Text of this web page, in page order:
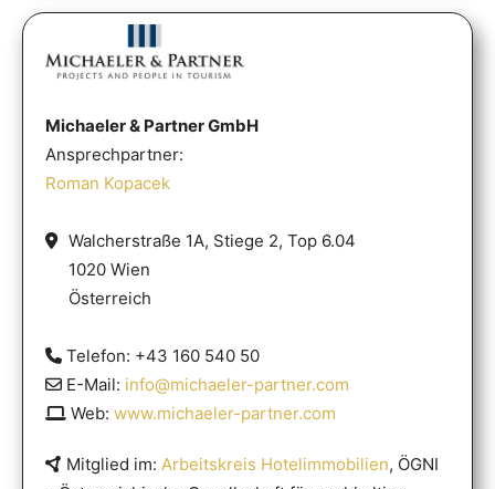
Michaeler & Partner GmbH
Ansprechpartner:
Roman Kopacek
Walcherstraße 1A, Stiege 2, Top 6.04
1020 Wien
Österreich
Telefon: +43 160 540 50
E-Mail: info@michaeler-partner.com
Web: www.michaeler-partner.com
Mitglied im: Arbeitskreis Hotelimmobilien, ÖGNI